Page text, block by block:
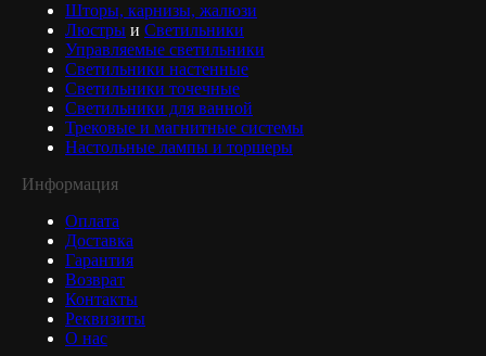
Шторы, карнизы, жалюзи
Люстры и Светильники
Управляемые светильники
Светильники настенные
Светильники точечные
Светильники для ванной
Трековые и магнитные системы
Настольные лампы и торшеры
Информация
Оплата
Доставка
Гарантия
Возврат
Контакты
Реквизиты
О нас